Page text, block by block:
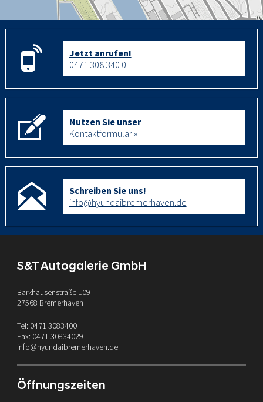
Jetzt anrufen!
0471 308 340 0
Nutzen Sie unser
Kontaktformular »
Schreiben Sie uns!
info@hyundaibremerhaven.de
S&T Autogalerie GmbH
Barkhausenstraße 109
27568 Bremerhaven
Tel: 0471 3083400
Fax: 0471 30834029
info@hyundaibremerhaven.de
Öffnungszeiten